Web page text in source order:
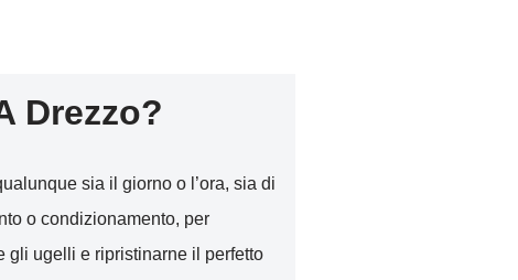
Drezzo?
sia il giorno o l’ora, sia di
o condizionamento, per
gli ugelli e ripristinarne il perfetto